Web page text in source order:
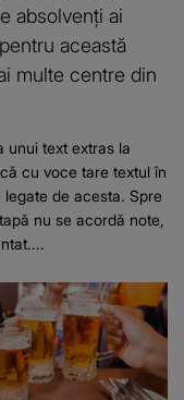
absolvenți ai
această
multe centre din
unui text extras la
cu voce tare textul în
de acesta. Spre
nu se acordă note,